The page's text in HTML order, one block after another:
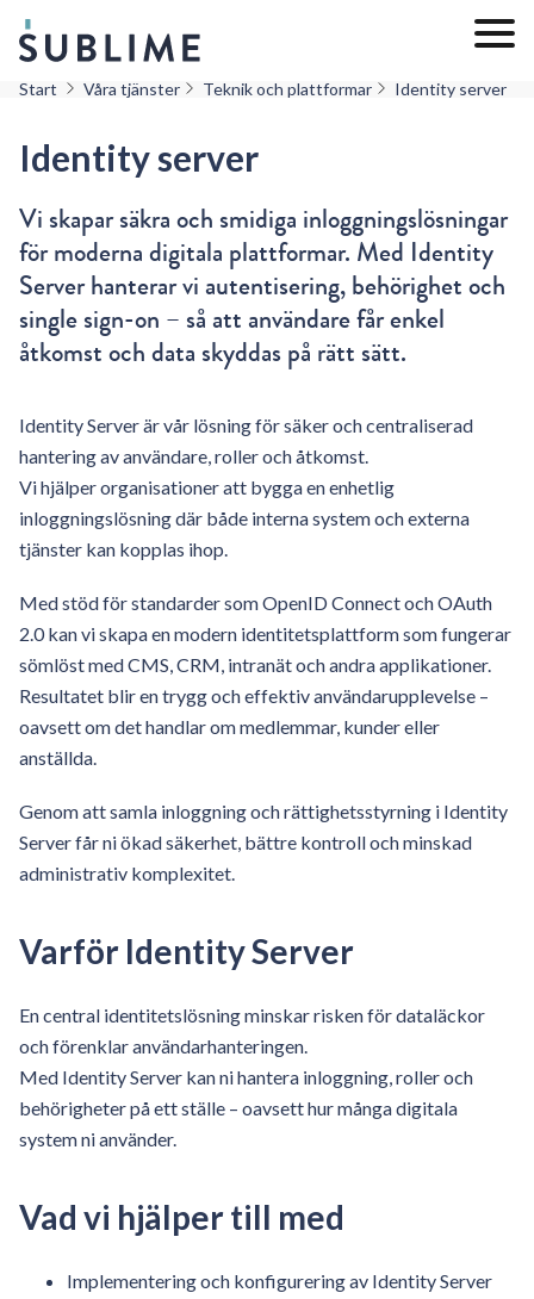
Start Våra tjänster Teknik och plattformar Identity server
Identity server
Vi skapar säkra och smidiga inloggningslösningar
för moderna digitala plattformar. Med Identity
Server hanterar vi autentisering, behörighet och
single sign-on – så att användare får enkel
åtkomst och data skyddas på rätt sätt.
Identity Server är vår lösning för säker och centraliserad
hantering av användare, roller och åtkomst.
Vi hjälper organisationer att bygga en enhetlig
inloggningslösning där både interna system och externa
tjänster kan kopplas ihop.
Med stöd för standarder som OpenID Connect och OAuth
2.0 kan vi skapa en modern identitetsplattform som fungerar
sömlöst med CMS, CRM, intranät och andra applikationer.
Resultatet blir en trygg och effektiv användarupplevelse –
oavsett om det handlar om medlemmar, kunder eller
anställda.
Genom att samla inloggning och rättighetsstyrning i Identity
Server får ni ökad säkerhet, bättre kontroll och minskad
administrativ komplexitet.
Varför Identity Server
En central identitetslösning minskar risken för dataläckor
och förenklar användarhanteringen.
Med Identity Server kan ni hantera inloggning, roller och
behörigheter på ett ställe – oavsett hur många digitala
system ni använder.
Vad vi hjälper till med
Implementering och konfigurering av Identity Server